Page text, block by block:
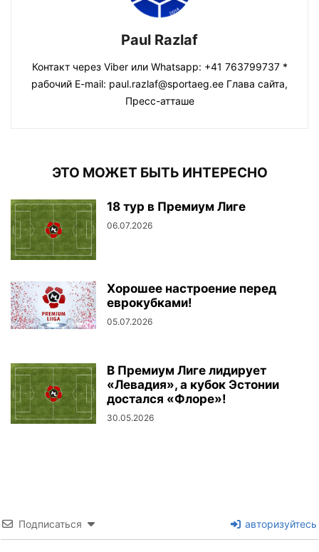
Paul Razlaf
Контакт через Viber или Whatsapp: +41 763799737 *
рабочий E-mail: paul.razlaf@sportaeg.ee Глава сайта,
Пресс-атташе
ЭТО МОЖЕТ БЫТЬ ИНТЕРЕСНО
18 тур в Премиум Лиге
06.07.2026
Хорошее настроение перед
еврокубками!
05.07.2026
В Премиум Лиге лидирует
«Левадия», а кубок Эстонии
достался «Флоре»!
30.05.2026
Подписаться авторизуйтесь